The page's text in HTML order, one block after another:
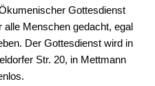
Gottesdienst
Menschen gedacht, egal
Der Gottesdienst wird in
Str. 20, in Mettmann